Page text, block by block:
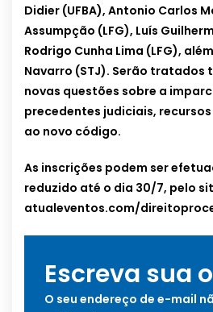
Didier (UFBA), Antonio Carlos
Assumpção (LFG), Luís
Rodrigo Cunha Lima (LFG),
Navarro (STJ). Serão tratados
novas questões sobre a
precedentes judiciais,
ao novo código.
As inscrições podem ser
reduzido até o dia 30/7, pelo
atualeventos.com/
Escreva sua
O seu endereço de e-mail